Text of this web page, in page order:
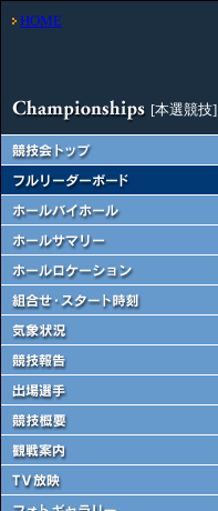
HOME
[本選競技]